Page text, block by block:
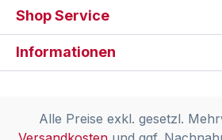
Shop Service
Informationen
Alle Preise exkl. gesetzl.